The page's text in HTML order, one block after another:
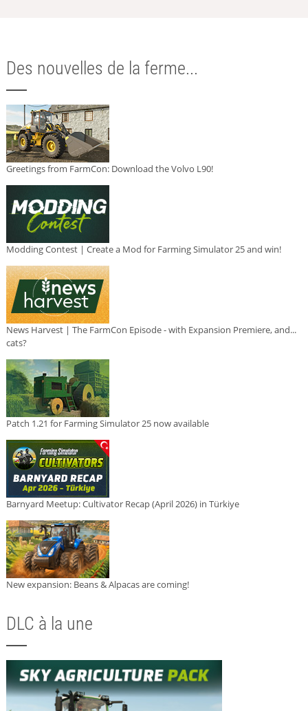
Des nouvelles de la ferme...
Greetings from FarmCon: Download the Volvo L90!
Modding Contest | Create a Mod for Farming Simulator 25 and win!
News Harvest | The FarmCon Episode - with Expansion Premiere, and...
cats?
Patch 1.21 for Farming Simulator 25 now available
Barnyard Meetup: Cultivator Recap (April 2026) in Türkiye
New expansion: Beans & Alpacas are coming!
DLC à la une